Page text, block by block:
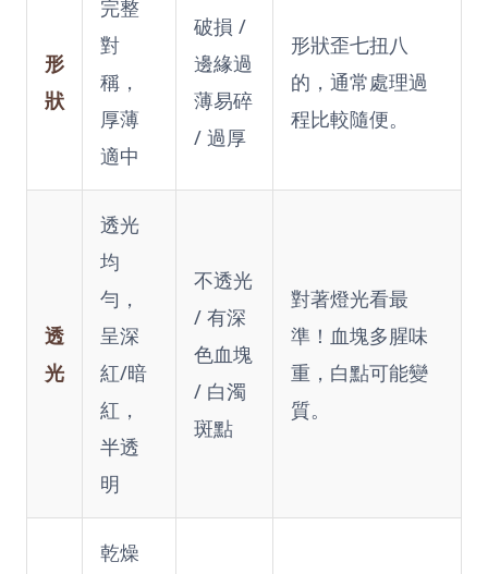
形
狀
完整
對
稱，
厚薄
適中
破損 /
邊緣過
薄易碎
/ 過厚
形狀歪七扭八
的，通常處理過
程比較隨便。
透
光
透光
均
勻，
呈深
紅/暗
紅，
半透
明
不透光
/ 有深
色血塊
/ 白濁
斑點
對著燈光看最
準！血塊多腥味
重，白點可能變
質。
乾燥